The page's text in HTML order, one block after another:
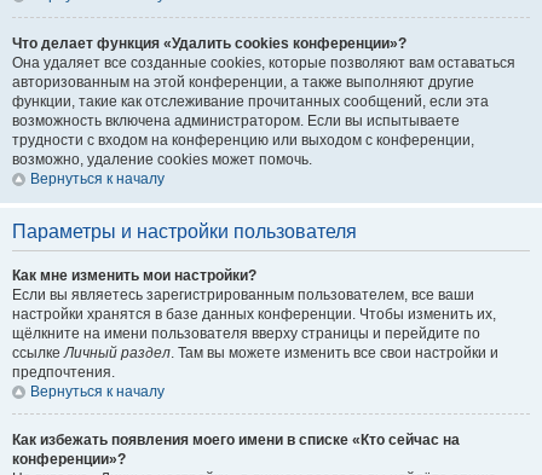
Что делает функция «Удалить cookies конференции»?
Она удаляет все созданные cookies, которые позволяют вам оставаться
авторизованным на этой конференции, а также выполняют другие
функции, такие как отслеживание прочитанных сообщений, если эта
возможность включена администратором. Если вы испытываете
трудности с входом на конференцию или выходом с конференции,
возможно, удаление cookies может помочь.
Вернуться к началу
Параметры и настройки пользователя
Как мне изменить мои настройки?
Если вы являетесь зарегистрированным пользователем, все ваши
настройки хранятся в базе данных конференции. Чтобы изменить их,
щёлкните на имени пользователя вверху страницы и перейдите по
ссылкеЛичный раздел. Там вы можете изменить все свои настройки и
предпочтения.
Вернуться к началу
Как избежать появления моего имени в списке «Кто сейчас на
конференции»?